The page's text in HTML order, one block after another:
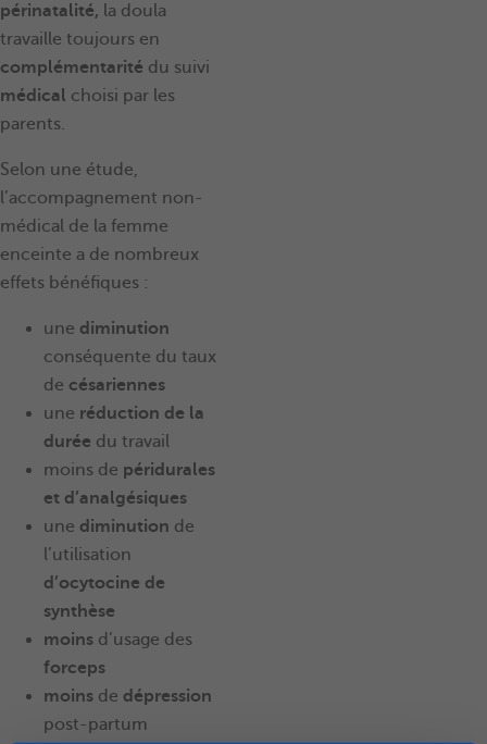
périnatalité, la doula
travaille toujours en
complémentarité du suivi
médical choisi par les
parents.
Selon une étude,
l’accompagnement non-
médical de la femme
enceinte a de nombreux
effets bénéfiques :
une diminution
conséquente du taux
de césariennes
une réduction de la
durée du travail
moins de péridurales
et d’analgésiques
une diminution de
l’utilisation
d’ocytocine de
synthèse
moins d’usage des
forceps
moins de dépression
post-partum